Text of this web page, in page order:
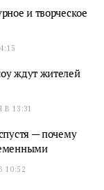
и творческое
ждут жителей
В 13:31
— почему
10:52